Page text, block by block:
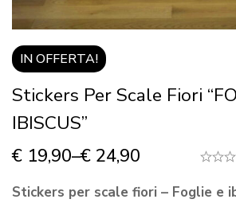
IN OFFERTA!
Stickers Per Scale Fiori
IBISCUS”
€ 19,90–€ 24,90
Stickers per scale fiori – Foglie e